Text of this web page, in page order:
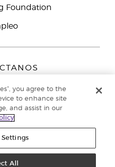
Foundation
97
900-812976
de privacidad
you agree to the
to enhance site
and assist in our
Settings
All